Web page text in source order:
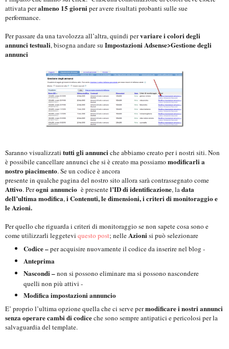
attivata peralmeno 15 giorniper avere risultati probanti sulle sue
performance.
Per passare da una tavolozza all’altra, quindi pervariare i colori degli
annunci testuali, bisogna andare su Impostazioni Adsense>Gestione degli
annunci
Saranno visualizzati tutti gli annunciche abbiamo creato per i nostri siti. Non
è possibile cancellare annunci che si è creato ma possiamo modificarli a
nostro piacimento. Se un codice è ancora
presente in qualche pagina del nostro sito allora sarà contrassegnato come
Attivo. Perogni annuncio è presentel’ID di identificazione, ladata
dell’ultima modifica,i Contenuti, le dimensioni, i criteri di monitoraggio e
le Azioni.
Per quello che riguarda i criteri di monitoraggio se non sapete cosa sono e
come utilizzarli leggetevi questo post; nelleAzionisi può selezionare
Codice –per acquisire nuovamente il codice da inserire nel blog -
Anteprima
Nascondi –non si possono eliminare ma si possono nascondere
quelli non più attivi -
Modifica impostazioni annuncio
E’ proprio l’ultima opzione quella che ci serve permodificare i nostri annunci
senza operare cambi di codiceche sono sempre antipatici e pericolosi per la
salvaguardia del template.